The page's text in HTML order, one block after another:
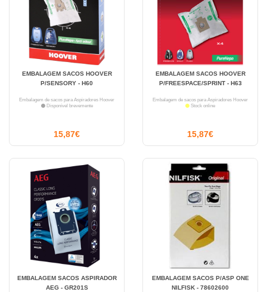
EMBALAGEM SACOS HOOVER
P/SENSORY - H60
Embalagem de sacos para Aspiradores Hoover
Disponível brevemente
15,87€
EMBALAGEM SACOS HOOVER
P/FREESPACE/SPRINT - H63
Embalagem de sacos para Aspiradores Hoover
Stock online
15,87€
EMBALAGEM SACOS ASPIRADOR
AEG - GR201S
EMBALAGEM SACOS P/ASP ONE
NILFISK - 78602600